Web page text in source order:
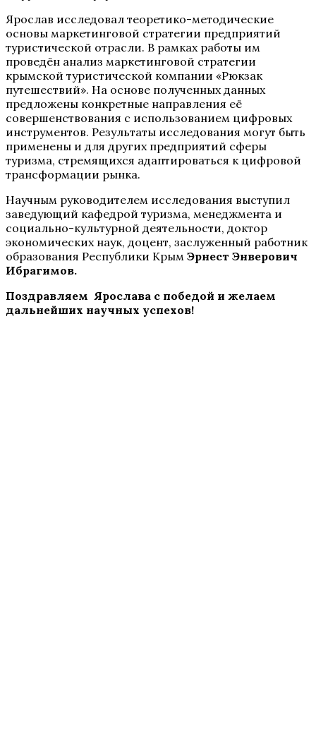
Ярослав исследовал теоретико-методические
основы маркетинговой стратегии предприятий
туристической отрасли. В рамках работы им
проведён анализ маркетинговой стратегии
крымской туристической компании «Рюкзак
путешествий». На основе полученных данных
предложены конкретные направления её
совершенствования с использованием цифровых
инструментов. Результаты исследования могут быть
применены и для других предприятий сферы
туризма, стремящихся адаптироваться к цифровой
трансформации рынка.
Научным руководителем исследования выступил
заведующий кафедрой туризма, менеджмента и
социально-культурной деятельности, доктор
экономических наук, доцент, заслуженный работник
образования Республики Крым Эрнест Энверович
Ибрагимов.
Поздравляем Ярослава с победой и желаем
дальнейших научных успехов!